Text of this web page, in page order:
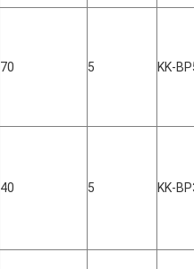
70 5 KK-
40 5 KK-